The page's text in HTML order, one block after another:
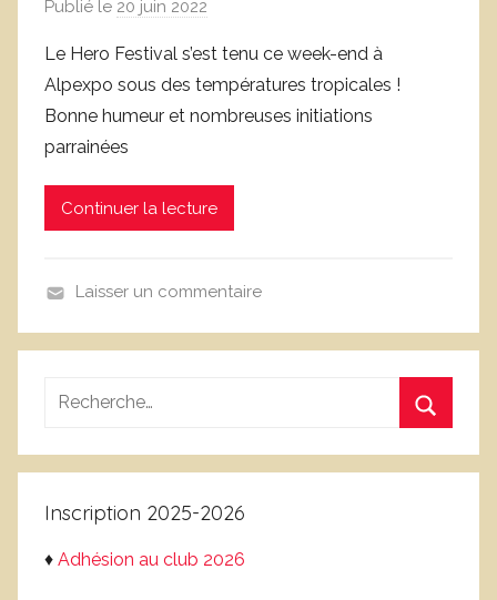
Publié le 20 juin 2022
r
c
l
g
r
n
e
Le Hero Festival s’est tenu ce week-end à
Alpexpo sous des températures tropicales !
Bonne humeur et nombreuses initiations
parrainées
Continuer la lecture
i
Laisser un commentaire
Recherche
:
Inscription 2025-2026
♦ Adhésion au club 2026